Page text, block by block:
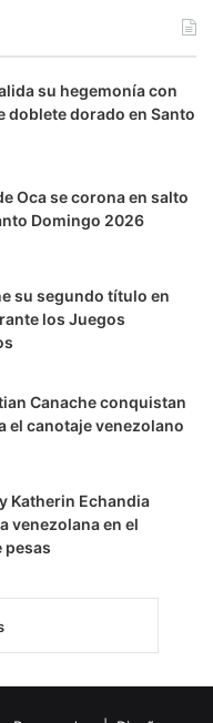
r
a
k
su hegemonía con
doblete dorado en Santo
Oca se corona en salto
Domingo 2026
su segundo título en
los Juegos
Canache conquistan
el canotaje venezolano
Katherin Echandia
venezolana en el
pesas